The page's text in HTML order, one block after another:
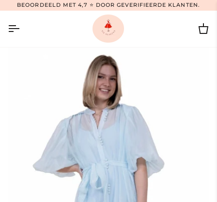
naar
BEOORDEELD MET 4,7 ⭐ DOOR GEVERIFIEERDE KLANTEN.